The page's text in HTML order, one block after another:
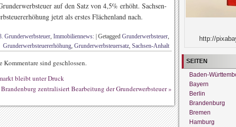
auf den Satz von 4,5% erhöht. Sachsen-
jetzt als erstes Flächenland nach.
Grunderwerbsteuer, Immobiliennews: Getagged Grunderwerbsteuer,
Grunderwerbsteuererhöhung, Grunderwerbsteuersatz, Sachsen-Anhalt
Kommentare sind geschlossen.
bleibt unter Druck
Brandenburg zentralisiert Bearbeitung der Grunderwerbsteuer»
http://
SEITEN
Baden-
Bayern
Berlin
Brandenburg
Bremen
Hamburg